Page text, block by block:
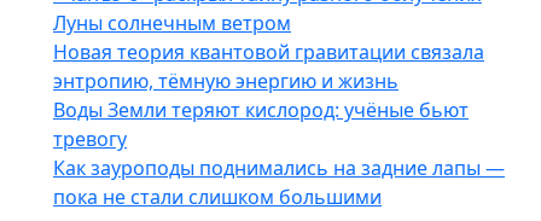
Луны солнечным ветром
Новая теория квантовой гравитации связала
энтропию, тёмную энергию и жизнь
Воды Земли теряют кислород: учёные бьют
тревогу
Как зауроподы поднимались на задние лапы —
пока не стали слишком большими